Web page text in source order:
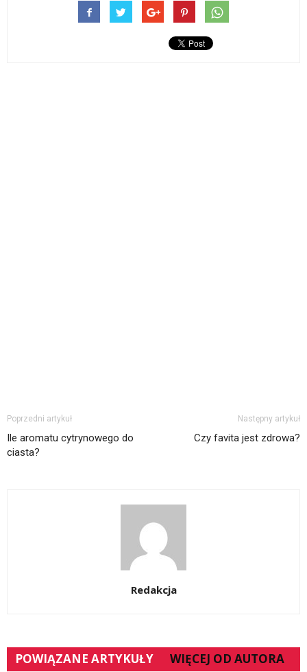
Poprzedni artykuł
Ile aromatu cytrynowego do
ciasta?
Następny artykuł
Czy favita jest zdrowa?
Redakcja
POWIĄZANE ARTYKUŁY WIĘCEJ OD AUTORA